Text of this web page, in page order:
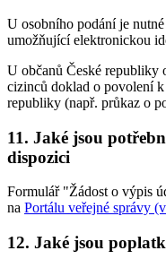
U osobního podání je
umožňující elektronickou
U občanů České republiky
cizinců doklad o povolení
republiky (např. průkaz o
11. Jaké jsou
dispozici
Formulář "Žádost o výpis
na Portálu veřejné správy
12. Jaké jsou